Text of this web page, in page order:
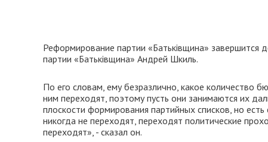
Реформирование партии «Батьківщина» завершится
партии «Батьківщина» Андрей Шкиль.
По его словам, ему безразлично, какое количество
ним переходят, поэтому пусть они занимаются их
плоскости формирования партийных списков, но
никогда не переходят, переходят политические
переходят», - сказал он.